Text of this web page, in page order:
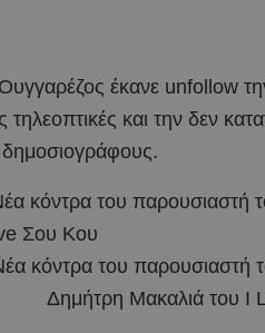
έκανε unfollow
τηλεοπτικές και την δεν
κόντρα του παρουσιαστή
Δημήτρη Μακαλιά του Ι